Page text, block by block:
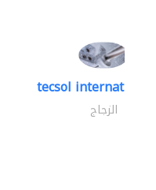
tecsol
الزجاج